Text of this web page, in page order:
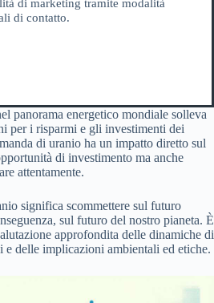
di marketing tramite modalità
di contatto.
panorama energetico mondiale solleva
per i risparmi e gli investimenti dei
di uranio ha un impatto diretto sul
di investimento ma anche
attentamente.
significa scommettere sul futuro
sul futuro del nostro pianeta. È
approfondita delle dinamiche di
delle implicazioni ambientali ed etiche.